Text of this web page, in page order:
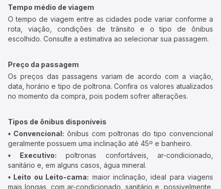
Tempo médio de viagem
O tempo de viagem entre as cidades pode variar conforme a
rota, viação, condições de trânsito e o tipo de ônibus
escolhido. Consulte a estimativa ao selecionar sua passagem.
Preço da passagem
Os preços das passagens variam de acordo com a viação,
data, horário e tipo de poltrona. Confira os valores atualizados
no momento da compra, pois podem sofrer alterações.
Tipos de ônibus disponíveis
• Convencional: ônibus com poltronas do tipo convencional
geralmente possuem uma inclinação até 45º e banheiro.
• Executivo: poltronas confortáveis, ar-condicionado,
sanitário e, em alguns casos, água mineral.
• Leito ou Leito-cama: maior inclinação, ideal para viagens
mais longas, com ar-condicionado, sanitário e, possivelmente,